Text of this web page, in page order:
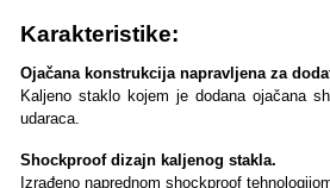
Karakteristike:
Ojačana konstrukcija napravljena za
Kaljeno staklo kojem je dodana ojačana
udaraca.
Shockproof dizajn kaljenog stakla.
Izrađeno naprednom shockproof